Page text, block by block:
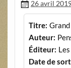
26 avril
Titre:
Auteur:
Éditeur:
Date de